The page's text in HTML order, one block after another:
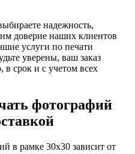
надежность,
доверие наших клиентов
услуги по печати
уверены, ваш заказ
в срок и с учетом всех
фотографий
в рамке 30х30 зависит от